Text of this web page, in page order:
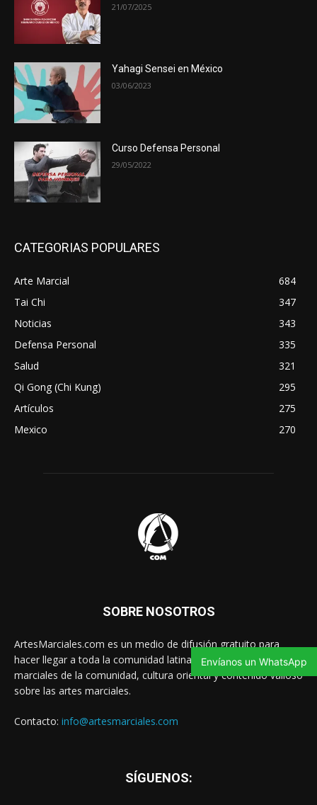
21/07/2025
Yahagi Sensei en México
03/06/2023
Curso Defensa Personal
29/05/2022
CATEGORIAS POPULARES
Arte Marcial
684
Tai Chi
347
Noticias
343
Defensa Personal
335
Salud
321
Qi Gong (Chi Kung)
295
Artículos
275
Mexico
270
SOBRE NOSOTROS
ArtesMarciales.com es un medio de difusión gratuito para
hacer llegar a toda la comunidad latina las noticias de artes
marciales de la comunidad, cultura oriental y contenido valioso
sobre las artes marciales.
Contacto: info@artesmarciales.com
SÍGUENOS:
Envíanos un WhatsApp